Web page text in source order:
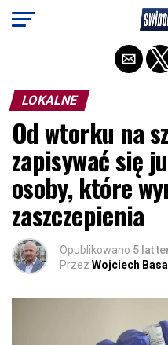
LOKALNE
Od wtorku na
zapisywać się
osoby, które
zaszczepienia
Opublikowano 5 lat
Przez Wojciech
Exit